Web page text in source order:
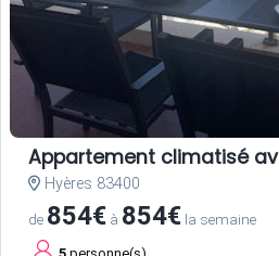
Appartement climatisé
Hyères 83400
de 854€ à 854€ la semaine